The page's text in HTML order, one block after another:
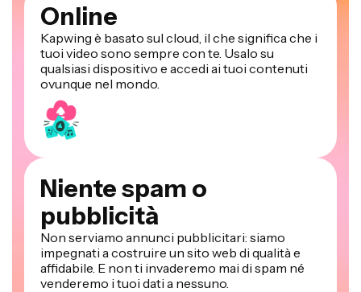
Online
Kapwing è basato sul cloud, il che significa che i
tuoi video sono sempre con te. Usalo su
qualsiasi dispositivo e accedi ai tuoi contenuti
ovunque nel mondo.
Niente spam o
pubblicità
Non serviamo annunci pubblicitari: siamo
impegnati a costruire un sito web di qualità e
affidabile. E non ti invaderemo mai di spam né
venderemo i tuoi dati a nessuno.